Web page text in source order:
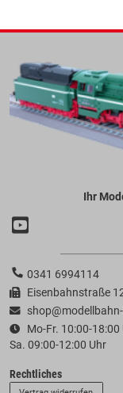
Ihr
0341 6994114
Eisenbahnstraße
Mo-Fr. 10:00-18:00
Sa. 09:00-12:00 Uhr
Rechtliches